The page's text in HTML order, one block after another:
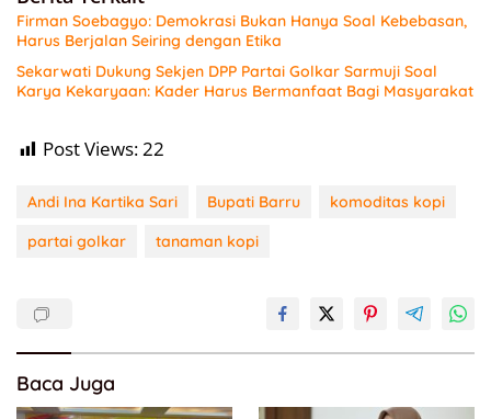
Firman Soebagyo: Demokrasi Bukan Hanya Soal Kebebasan,
Harus Berjalan Seiring dengan Etika
Sekarwati Dukung Sekjen DPP Partai Golkar Sarmuji Soal
Karya Kekaryaan: Kader Harus Bermanfaat Bagi Masyarakat
Post Views:22
Andi Ina Kartika Sari Bupati Barru
komoditas kopi
partai golkar
tanaman kopi
Baca Juga